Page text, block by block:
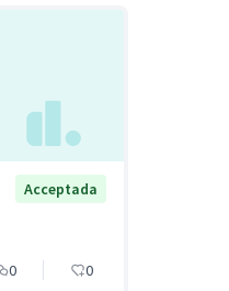
Acceptada
0 0